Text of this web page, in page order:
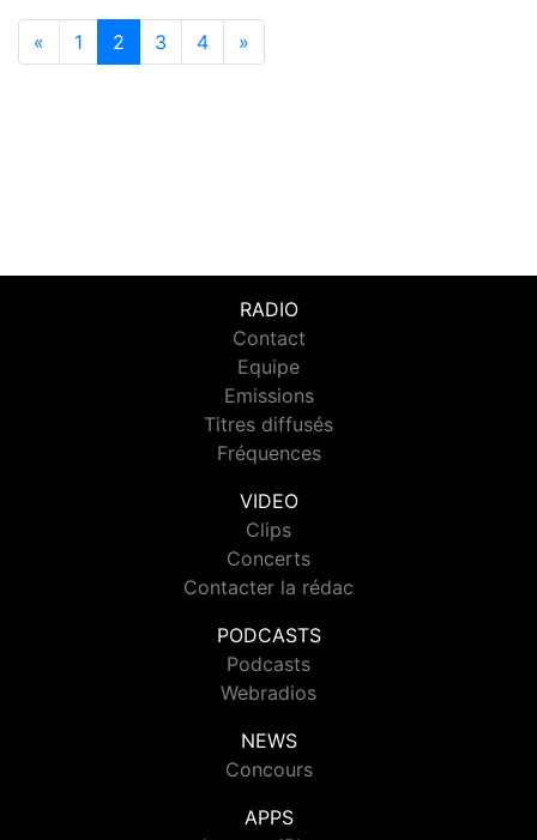
« 1 2 (current)
3 4 »
RADIO
Contact
Equipe
Emissions
Titres diffusés
Fréquences
VIDEO
Clips
Concerts
Contacter la rédac
PODCASTS
Podcasts
Webradios
NEWS
Concours
APPS